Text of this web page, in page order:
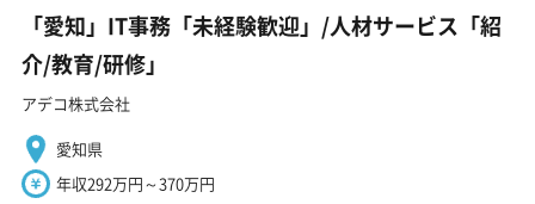
「愛知」IT事務「未経験歓迎」/人材サービス「紹
介/教育/研修」
アデコ株式会社
愛知県
年収292万円～370万円